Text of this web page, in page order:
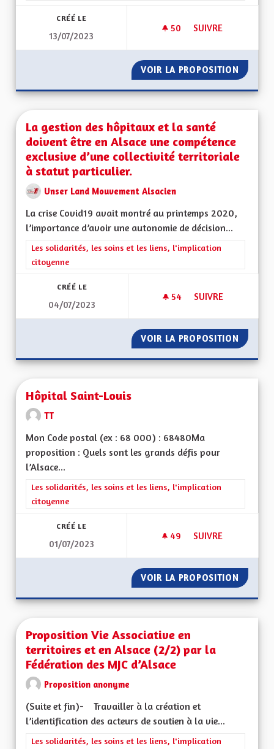
CRÉÉ LE
13/07/2023
50 50 ABONNÉS
SUIVRE
VOIR LA PROPOSITION
La gestion des hôpitaux et la santé
doivent être en Alsace une compétence
exclusive d’une collectivité territoriale
à statut particulier.
Unser Land Mouvement Alsacien
La crise Covid19 avait montré au printemps 2020,
l’importance d’avoir une autonomie de décision...
Filtrer les résultats de la catégorie : Les solidarités, les soins
Les solidarités, les soins et les liens, l'implication
citoyenne
CRÉÉ LE
04/07/2023
54 54 ABONNÉS
SUIVRE
VOIR LA PROPOSITION LA
Hôpital Saint-Louis
TT
Mon Code postal (ex : 68 000) : 68480Ma
proposition : Quels sont les grands défis pour
l’Alsace...
Filtrer les résultats de la catégorie : Les solidarités, les soins
Les solidarités, les soins et les liens, l'implication
citoyenne
CRÉÉ LE
01/07/2023
49 49 ABONNÉS
SUIVRE
VOIR LA PROPOSITION
Proposition Vie Associative en
territoires et en Alsace (2/2) par la
Fédération des MJC d’Alsace
Proposition anonyme
(Suite et fin)- Travailler à la création et
l’identification des acteurs de soutien à la vie...
Filtrer les résultats de la catégorie : Les solidarités, les soins
Les solidarités, les soins et les liens, l'implication